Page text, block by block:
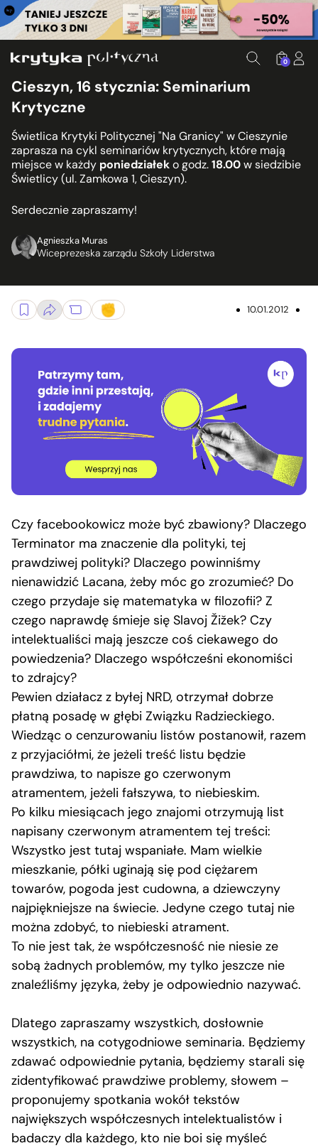
0
Cieszyn, 16 stycznia: Seminarium
Krytyczne
Świetlica Krytyki Politycznej "Na Granicy" w Cieszynie
zaprasza na cykl seminariów krytycznych, które mają
miejsce w każdy poniedziałeko godz.18.00w siedzibie
Świetlicy (ul. Zamkowa 1, Cieszyn).
Serdecznie zapraszamy!
Agnieszka Muras
Wiceprezeska zarządu Szkoły Liderstwa
10.01.2012
Czy facebookowicz może być zbawiony? Dlaczego
Terminator ma znaczenie dla polityki, tej
prawdziwej polityki? Dlaczego powinniśmy
nienawidzić Lacana, żeby móc go zrozumieć? Do
czego przydaje się matematyka w filozofii? Z
czego naprawdę śmieje się Slavoj Žižek? Czy
intelektualiści mają jeszcze coś ciekawego do
powiedzenia? Dlaczego współcześni ekonomiści
to zdrajcy?
Pewien działacz z byłej NRD, otrzymał dobrze
płatną posadę w głębi Związku Radzieckiego.
Wiedząc o cenzurowaniu listów postanowił, razem
z przyjaciółmi, że jeżeli treść listu będzie
prawdziwa, to napisze go czerwonym
atramentem, jeżeli fałszywa, to niebieskim.
Po kilku miesiącach jego znajomi otrzymują list
napisany czerwonym atramentem tej treści:
Wszystko jest tutaj wspaniałe. Mam wielkie
mieszkanie, półki uginają się pod ciężarem
towarów, pogoda jest cudowna, a dziewczyny
najpiękniejsze na świecie. Jedyne czego tutaj nie
można zdobyć, to niebieski atrament.
To nie jest tak, że współczesność nie niesie ze
sobą żadnych problemów, my tylko jeszcze nie
znaleźliśmy języka, żeby je odpowiednio nazywać.
Dlatego zapraszamy wszystkich, dosłownie
wszystkich, na cotygodniowe seminaria. Będziemy
zdawać odpowiednie pytania, będziemy starali się
zidentyfikować prawdziwe problemy, słowem –
proponujemy spotkania wokół tekstów
największych współczesnych intelektualistów i
badaczy dla każdego, kto nie boi się myśleć